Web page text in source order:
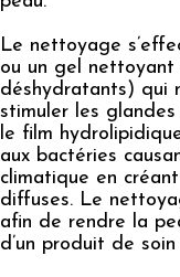
Le nettoyage
ou un gel
déshydratants) qui
stimuler les
le film
aux bactéries
climatique en
diffuses. Le
afin de rendre la
d’un produit de